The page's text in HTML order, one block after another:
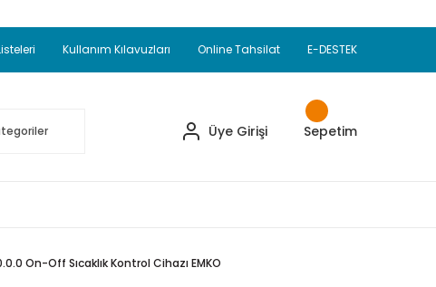
50 Adet Alımlarda Sepette Ekstra %5 İskonto...
Ürünlerinde 250 Adet Alımlarda Sepette
ve Üzeri EMKO Ürünleri Alışverişlerinizde Sepette
Kullanım Kılavuzları Online Tahsilat E-DESTEK
Üye Girişi Sepetim
On-Off Sıcaklık Kontrol Cihazı EMKO